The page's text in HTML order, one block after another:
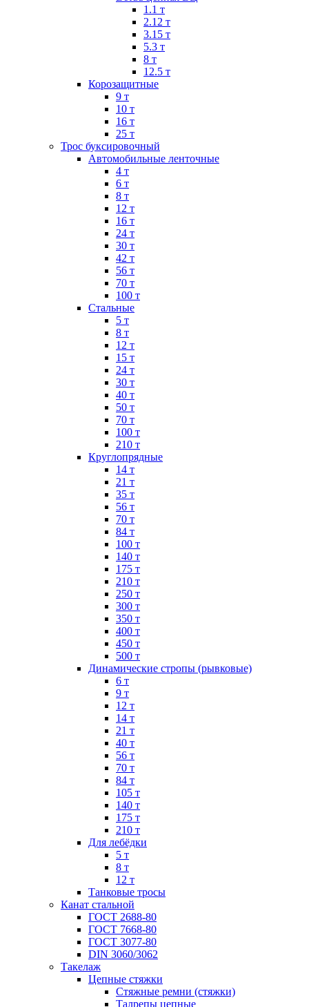
1.1 т
2.12 т
3.15 т
5.3 т
8 т
12.5 т
Корозащитные
9 т
10 т
16 т
25 т
Трос буксировочный
Автомобильные ленточные
4 т
6 т
8 т
12 т
16 т
24 т
30 т
42 т
56 т
70 т
100 т
Стальные
5 т
8 т
12 т
15 т
24 т
30 т
40 т
50 т
70 т
100 т
210 т
Круглопрядные
14 т
21 т
35 т
56 т
70 т
84 т
100 т
140 т
175 т
210 т
250 т
300 т
350 т
400 т
450 т
500 т
Динамические стропы (рывковые)
6 т
9 т
12 т
14 т
21 т
40 т
56 т
70 т
84 т
105 т
140 т
175 т
210 т
Для лебёдки
5 т
8 т
12 т
Танковые тросы
Канат стальной
ГОСТ 2688-80
ГОСТ 7668-80
ГОСТ 3077-80
DIN 3060/3062
Такелаж
Цепные стяжки
Стяжные ремни (стяжки)
Талрепы цепные